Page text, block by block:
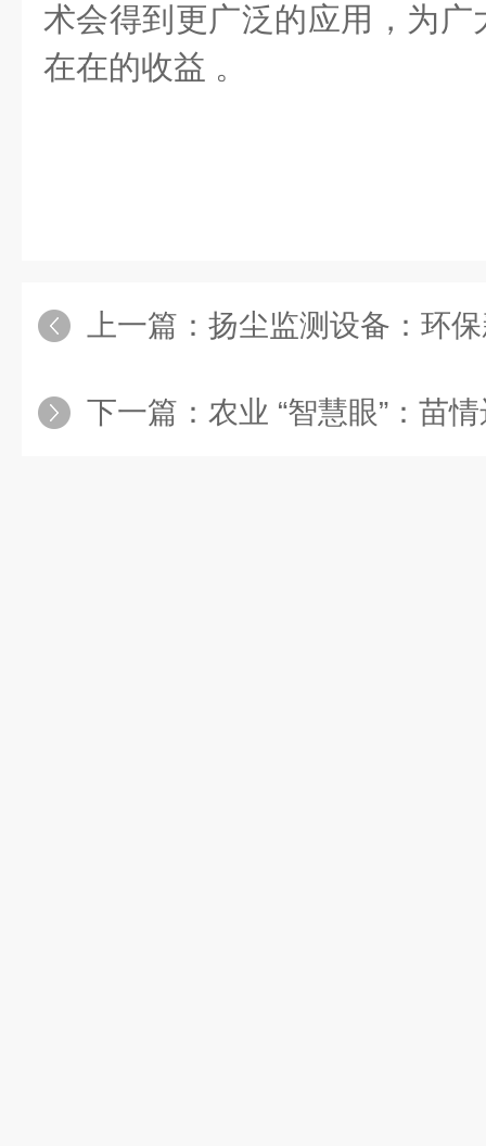
术会得到更广泛的应用，为
在在的收益 。
上一篇： 扬尘监测设备：环保新
下一篇： 农业 “智慧眼”：苗